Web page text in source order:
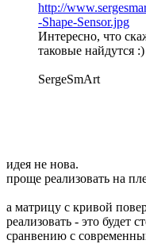
http://
-Shape-Sensor.jpg
Интересно, что
таковые найдутся :)
SergeSmArt
идея не нова.
проще реализовать на
а матрицу с кривой
реализовать - это будет
сранвению с